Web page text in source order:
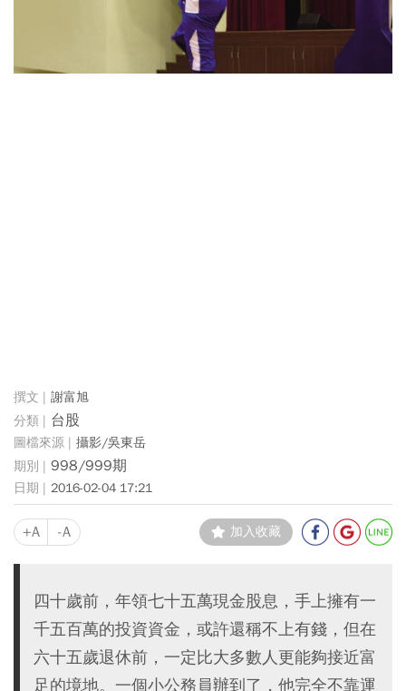
謝富旭
台股
攝影/吳東岳
998/999期
2016-02-04 17:21
+A -A 加入收藏
四十歲前，年領七十五萬現金股息，手上擁有一
千五百萬的投資資金，或許還稱不上有錢，但在
六十五歲退休前，一定比大多數人更能夠接近富
足的境地。一個小公務員辦到了，他完全不靠運